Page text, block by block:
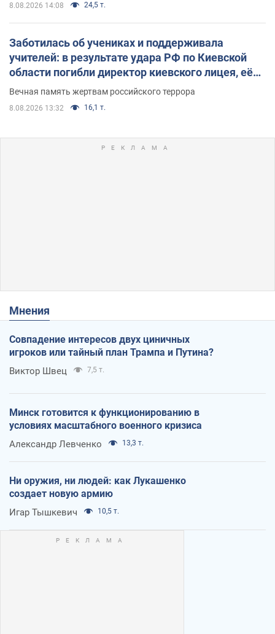
8.08.2026 14:08 24,5 т.
Заботилась об учениках и поддерживала
учителей: в результате удара РФ по Киевской
области погибли директор киевского лицея, её
муж и внук
Вечная память жертвам российского террора
8.08.2026 13:32 16,1 т.
Мнения
Совпадение интересов двух циничных
игроков или тайный план Трампа и Путина?
Виктор Швец 7,5 т.
Минск готовится к функционированию в
условиях масштабного военного кризиса
Александр Левченко 13,3 т.
Ни оружия, ни людей: как Лукашенко
создает новую армию
Игар Тышкевич 10,5 т.